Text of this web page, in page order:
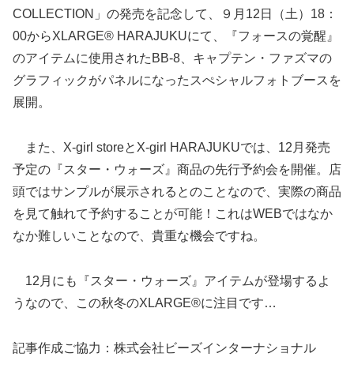
COLLECTION」の発売を記念して、９月12日（土）18：
00からXLARGE® HARAJUKUにて、『フォースの覚醒』
のアイテムに使用されたBB-8、キャプテン・ファズマの
グラフィックがパネルになったスぺシャルフォトブースを
展開。
また、X-girl storeとX-girl HARAJUKUでは、12月発売
予定の『スター・ウォーズ』商品の先行予約会を開催。店
頭ではサンプルが展示されるとのことなので、実際の商品
を見て触れて予約することが可能！これはWEBではなか
なか難しいことなので、貴重な機会ですね。
12月にも『スター・ウォーズ』アイテムが登場するよ
うなので、この秋冬のXLARGE®に注目です…
記事作成ご協力：株式会社ビーズインターナショナル